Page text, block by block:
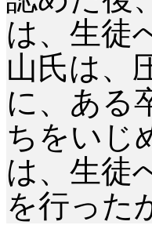
は、生徒
山氏は、
に、ある
ちをいじ
は、生徒
を行った